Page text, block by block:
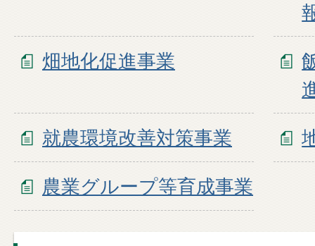
畑地化促進事業
就農環境改善対策事業
農業グループ等育成事業